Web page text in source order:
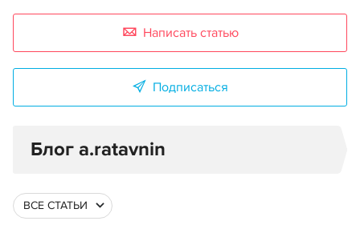
Написать статью
Подписаться
Блог a.ratavnin
ВСЕ СТАТЬИ